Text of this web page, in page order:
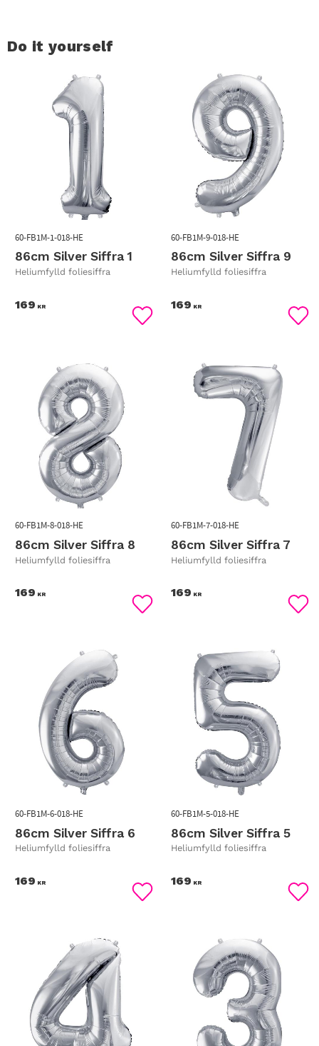
Do it yourself
86cm Silver Siffra 1
Heliumfylld foliesiffra
60-FB1M-1-018-HE
169 KR
Lägg till i favoriter
86cm Silver Siffra 9
Heliumfylld foliesiffra
60-FB1M-9-018-HE
169 KR
86cm Silver Siffra 8
Heliumfylld foliesiffra
60-FB1M-8-018-HE
169 KR
Lägg till i favoriter
86cm Silver Siffra 7
Heliumfylld foliesiffra
60-FB1M-7-018-HE
169 KR
86cm Silver Siffra 6
Heliumfylld foliesiffra
60-FB1M-6-018-HE
169 KR
Lägg till i favoriter
86cm Silver Siffra 5
Heliumfylld foliesiffra
60-FB1M-5-018-HE
169 KR